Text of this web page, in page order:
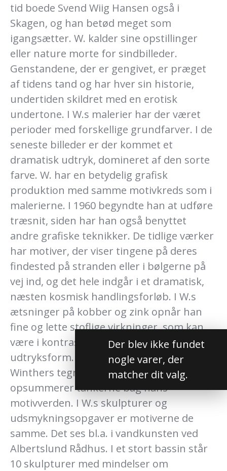
tid boede Svend Wiig Hansen også i
Skagen, og han betød meget som
igangsætter. W. kalder sine opstillinger
eller nature morte for sindbilleder.
Genstandene, der er gengivet, er præget
af tidens tand og har hver sin historie,
undertiden skildret med en erotisk
undertone. I W.s malerier har der været
perioder med forskellige grundfarver. I de
seneste billeder er der kommet et
dramatisk udtryk, domineret af den sorte
farve. W. har en betydelig grafisk
produktion med samme motivkreds som i
malerierne. I 1960 begyndte han at udføre
træsnit, siden har han også benyttet
andre grafiske teknikker. De tidlige værker
har motiver, der viser tingene på deres
findested på stranden eller i bølgerne på
vej ind, og det hele indgår i et dramatisk,
næsten kosmisk handlingsforløb. I W.s
ætsninger på kobber og zink opnår han
fine og lette stoflige virkninger, som kan
være i kontrast til hans øvrige
udtryksform. Klaus Rifbjergs digte til Poul
Winthers tegninger i bogen Stranden
opsummerer tankerne bag hans
motivverden. I W.s skulpturer og
udsmykningsopgaver er motiverne de
samme. Det ses bl.a. i vandkunsten ved
Albertslund Rådhus. I et stort bassin står
10 skulpturer med mindelser om
Der blev ikke fundet
nogle varer, der
matcher dit valg.